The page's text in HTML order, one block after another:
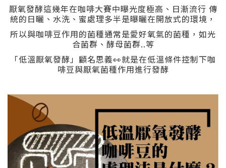
厭氧發酵這幾年在咖啡大賽中曝光度極高、日漸流行 傳
統的日曬、水洗、蜜處理多半是曝曬在開放式的環境，
所以與咖啡豆作用的菌種通常是愛好氧氣的菌種，如光
合菌群、酵母菌群..等
「低溫厭氧發酵」顧名思義👀就是在低溫條件控制下咖
啡豆與厭氧菌種作用進行發酵